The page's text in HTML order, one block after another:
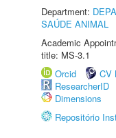
Department:
SAÚDE ANIMAL
Academic
title: MS-3.1
Orcid
CV
ResearcherID
Dimensions
Repositório